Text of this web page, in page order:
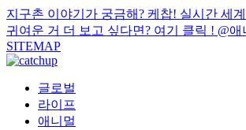
지구촌 이야기가 궁금해? 케찹! 실시간 세
귀여운 거 더 보고 싶다면? 여기 클릭 ! @애
SITEMAP
글로벌
라이프
애니멀